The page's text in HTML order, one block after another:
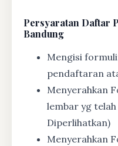
Persyaratan Daftar
Bandung
Mengisi
pendaftaran
Menyerahkan
lembar yg
Diperlihatkan)
Menyerahkan